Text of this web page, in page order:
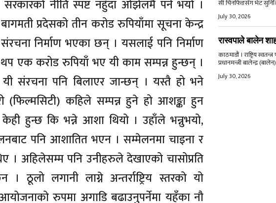
नीति स्पष्ट नहुँदा ओझेलमै पर्ने भयो ।
प्रदेसको तीन करोड रुपियाँमा सूचना केन्द्र
निर्माण भएका छन् । यसलाई पनि निर्माण
एक करोड रुपियाँ भए यी काम सम्पन्न हुन्छन् ।
यी संरचना पनि बिलाएर जान्छन् । यस्तै हो भने
(फिल्मसिटी) कहिले सम्पन्न हुने हो आशङ्का हुन
हुन्छ कि भन्ने आशा थियो । उहाँले भन्नुभयो,
पनि आशातित भएन । सम्मेलनमा चाइना र
अहिलेसम्म पनि उनीहरुले देखाएको चासोप्रति
लगानी लाग्ने अन्तर्राष्ट्रिय स्तरको यो
रुपमा अगाडि बढाउनुपर्नेमा यहँका नौ
सी चिनफिङसँग भेट
July 30, 2026
रास्वपाले बालेन
काठमाडौं । राष्ट्रिय
प्रधानमन्त्री बालेन्द्र
July 30, 2026